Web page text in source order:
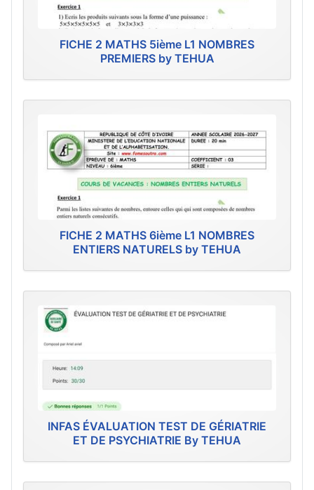
FICHE 2 MATHS 5ième L1 NOMBRES
PREMIERS by TEHUA
FICHE 2 MATHS 6ième L1 NOMBRES
ENTIERS NATURELS by TEHUA
INFAS ÉVALUATION TEST DE GÉRIATRIE
ET DE PSYCHIATRIE By TEHUA